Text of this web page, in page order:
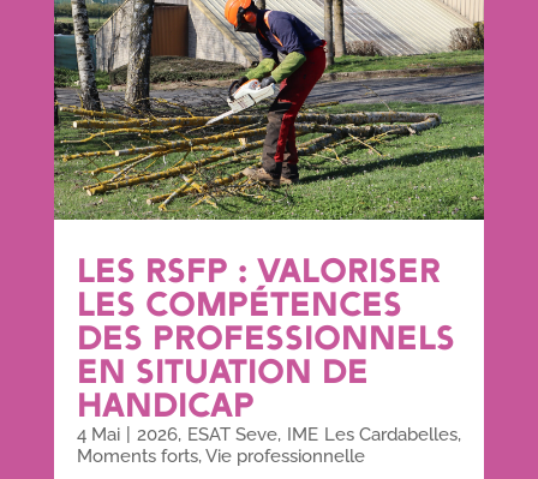
LES RSFP : VALORISER
LES COMPÉTENCES
DES PROFESSIONNELS
EN SITUATION DE
HANDICAP
4 Mai 2026, ESAT Seve, IME Les Cardabelles,
Moments forts,Vie professionnelle